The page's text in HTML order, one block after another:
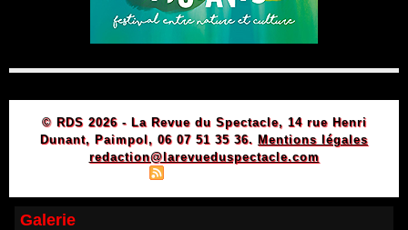
© RDS 2026 - La Revue du Spectacle, 14 rue Henri
Dunant, Paimpol, 06 07 51 35 36. Mentions légales
redaction@larevueduspectacle.com
Galerie